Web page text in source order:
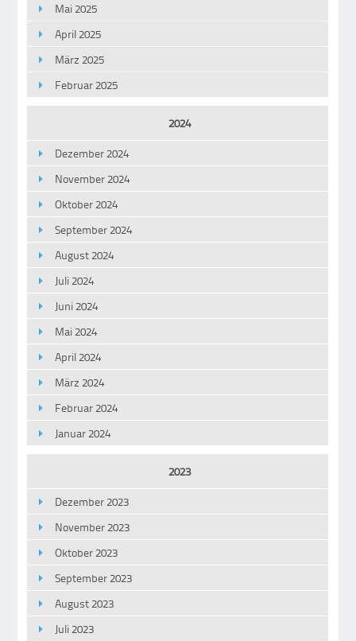
Mai 2025
April 2025
März 2025
Februar 2025
2024
Dezember 2024
November 2024
Oktober 2024
September 2024
August 2024
Juli 2024
Juni 2024
Mai 2024
April 2024
März 2024
Februar 2024
Januar 2024
2023
Dezember 2023
November 2023
Oktober 2023
September 2023
August 2023
Juli 2023